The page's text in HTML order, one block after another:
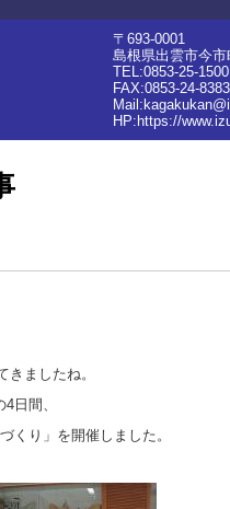
〒693-0001
島根県出雲市今
TEL:0853-25-1500
FAX:0853-24-8383
HP: https://
ましたね。
日間、
くり」を開催しました。